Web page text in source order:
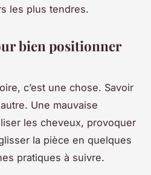
les plus tendres.
bien positionner
c’est une chose. Savoir
Une mauvaise
les cheveux, provoquer
la pièce en quelques
pratiques à suivre.